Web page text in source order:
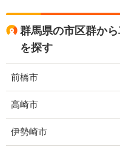
群馬県の市区群か
を探す
前橋市
高崎市
伊勢崎市